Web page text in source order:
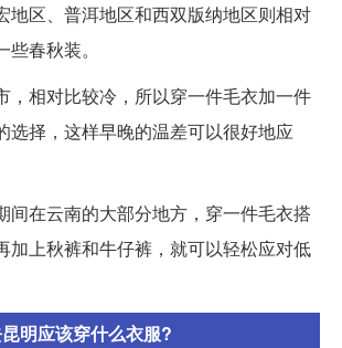
地区、普洱地区和西双版纳地区则相对
春秋装。
，相对比较冷，所以穿一件毛衣加一件
选择，这样早晚的温差可以很好地应
间在云南的大部分地方，穿一件毛衣搭
加上秋裤和牛仔裤，就可以轻松应对低
明应该穿什么衣服?